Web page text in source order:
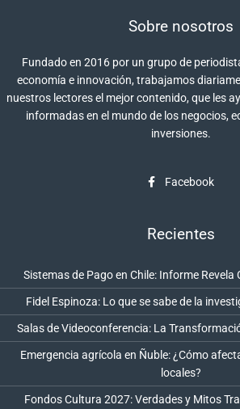
Sobre nosotros
Fundado en 2016 por un grupo de
economía e innovación, trabajamos
nuestros lectores el mejor contenido, que les
informadas en el mundo de los negocios,
inversiones.
Facebook
Recientes
Sistemas de Pago en Chile: Informe Revela
Fidel Espinoza: Lo que se sabe de la
Salas de Videoconferencia: La
Emergencia agrícola en Ñuble: ¿Cómo
locales?
Fondos Cultura 2027: Verdades y Mitos